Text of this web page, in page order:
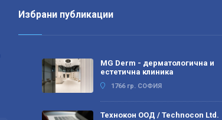
Избрани публикации
MG Derm - дерматологична и
естетична клиника
1766 гр. СОФИЯ
Технокон ООД / Technocon Ltd.